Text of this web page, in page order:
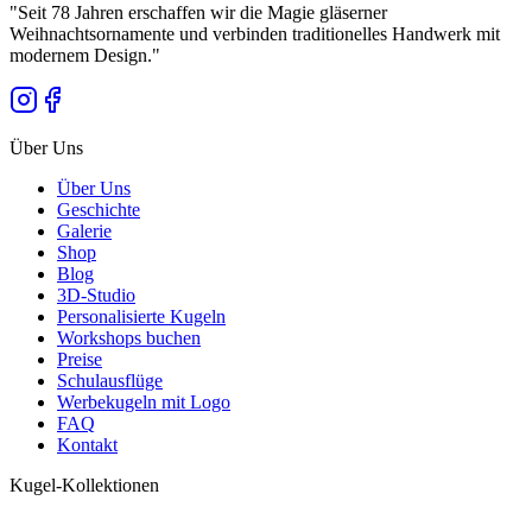
"Seit 78 Jahren erschaffen wir die Magie gläserner
Weihnachtsornamente und verbinden traditionelles Handwerk mit
modernem Design."
Über Uns
Über Uns
Geschichte
Galerie
Shop
Blog
3D-Studio
Personalisierte Kugeln
Workshops buchen
Preise
Schulausflüge
Werbekugeln mit Logo
FAQ
Kontakt
Kugel-Kollektionen